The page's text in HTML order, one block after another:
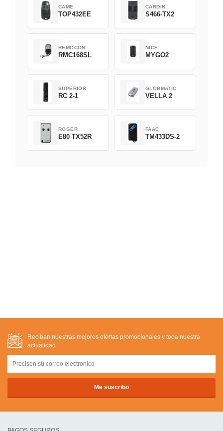
CAME
TOP432EE
CARDIN
S466-TX2
REMOCON
RMC168SL
NICE
MYGO2
SUPERIOR
RC 2-1
GLOBMATIC
VELLA 2
ROGER
E80 TX52R
FAAC
TM433DS-2
Reciban nuestras mejores ofertas promocíonales y toda nuestra
actualidad :